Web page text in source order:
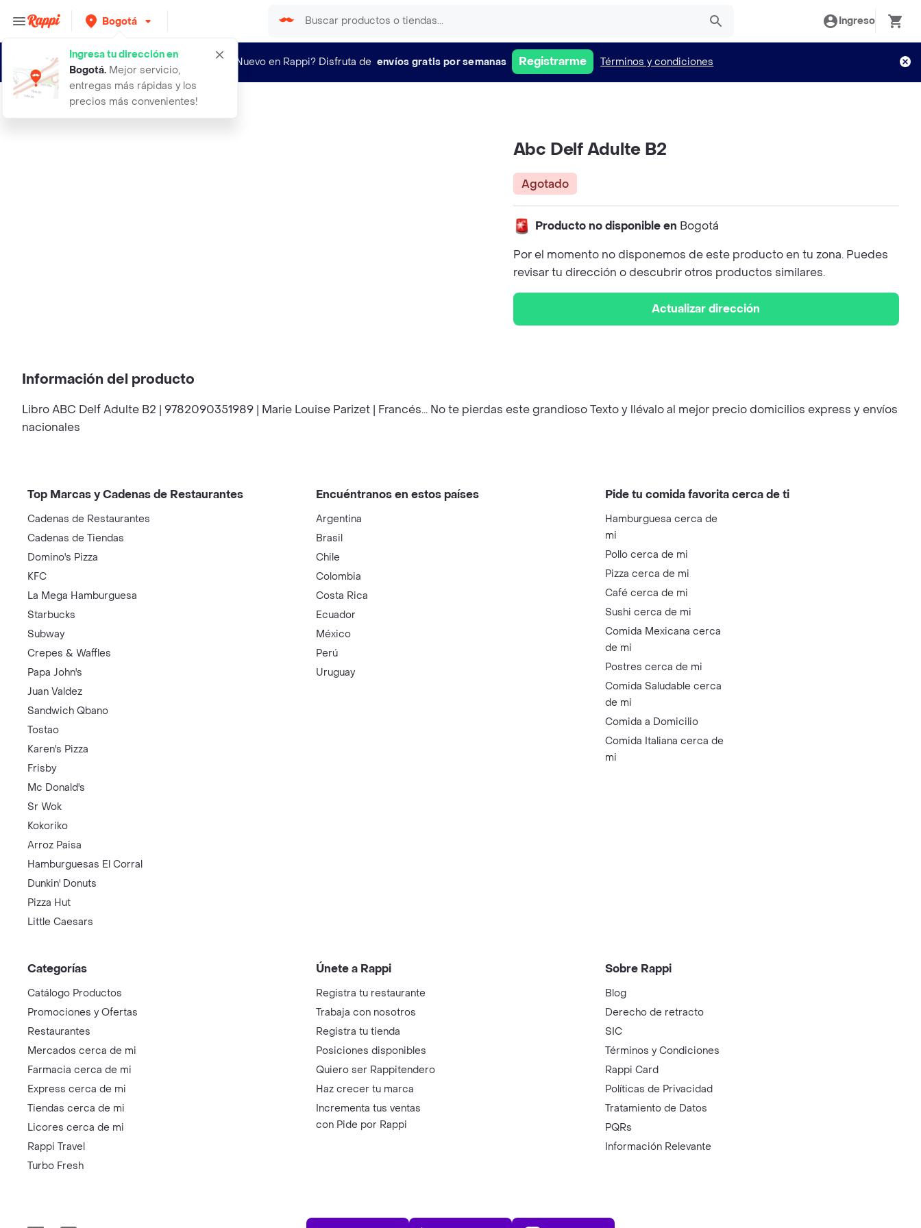
Bogotá
Ingresa tu dirección en
Bogotá. Mejor servicio,
entregas más rápidas y los
precios más convenientes!
Ingreso
¿Nuevo en Rappi? Disfruta de envíos gratis por semanas Registrarme Términos y condiciones
abc delf adulte b2
Abc Delf Adulte B2
Agotado
Producto no disponible en Bogotá
Por el momento no disponemos de este producto en tu zona. Puedes
revisar tu dirección o descubrir otros productos similares.
Actualizar dirección
Información del producto
Libro ABC Delf Adulte B2 | 9782090351989 | Marie Louise Parizet | Francés... No te pierdas este grandioso Texto y llévalo al mejor precio domicilios express y envíos
nacionales
Top Marcas y Cadenas de Restaurantes
Cadenas de Restaurantes
Cadenas de Tiendas
Domino's Pizza
KFC
La Mega Hamburguesa
Starbucks
Subway
Crepes & Waffles
Papa John's
Juan Valdez
Sandwich Qbano
Tostao
Karen's Pizza
Frisby
Mc Donald's
Sr Wok
Kokoriko
Arroz Paisa
Hamburguesas El Corral
Dunkin' Donuts
Pizza Hut
Little Caesars
Encuéntranos en estos países
Argentina
Brasil
Chile
Colombia
Costa Rica
Ecuador
México
Perú
Uruguay
Pide tu comida favorita cerca de ti
Hamburguesa cerca de
mi
Pollo cerca de mi
Pizza cerca de mi
Café cerca de mi
Sushi cerca de mi
Comida Mexicana cerca
de mi
Postres cerca de mi
Comida Saludable cerca
de mi
Comida a Domicilio
Comida Italiana cerca de
mi
Categorías
Catálogo Productos
Promociones y Ofertas
Restaurantes
Mercados cerca de mi
Farmacia cerca de mi
Express cerca de mi
Tiendas cerca de mi
Licores cerca de mi
Rappi Travel
Turbo Fresh
Únete a Rappi
Registra tu restaurante
Trabaja con nosotros
Registra tu tienda
Posiciones disponibles
Quiero ser Rappitendero
Haz crecer tu marca
Incrementa tus ventas
con Pide por Rappi
Sobre Rappi
Blog
Derecho de retracto
SIC
Términos y Condiciones
Rappi Card
Políticas de Privacidad
Tratamiento de Datos
PQRs
Información Relevante
App Store Play Store AppGallery